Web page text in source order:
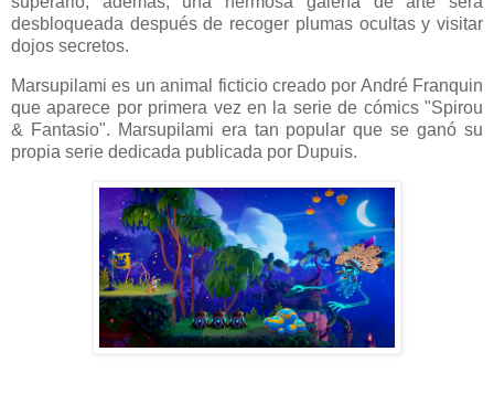
desbloqueada después de recoger plumas ocultas y visitar
dojos secretos.
Marsupilami es un animal ficticio creado por André Franquin
que aparece por primera vez en la serie de cómics "Spirou
& Fantasio". Marsupilami era tan popular que se ganó su
propia serie dedicada publicada por Dupuis.